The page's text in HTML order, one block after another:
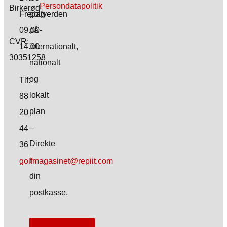
Birkerød
CVR:
30351258
Fredag
09.00-
14.00
Tlf:
88
20
44
36
golfmagasinet@repiit.com
golfverden
på
internationalt,
nationalt
og
lokalt
plan
–
Direkte
i
din
postkasse.
Persondatapolitik